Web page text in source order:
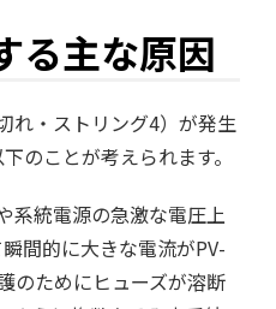
る主な原因
れ・ストリング4）が発生
のことが考えられます。
系統電源の急激な電圧上
間的に大きな電流がPV-
のためにヒューズが溶断